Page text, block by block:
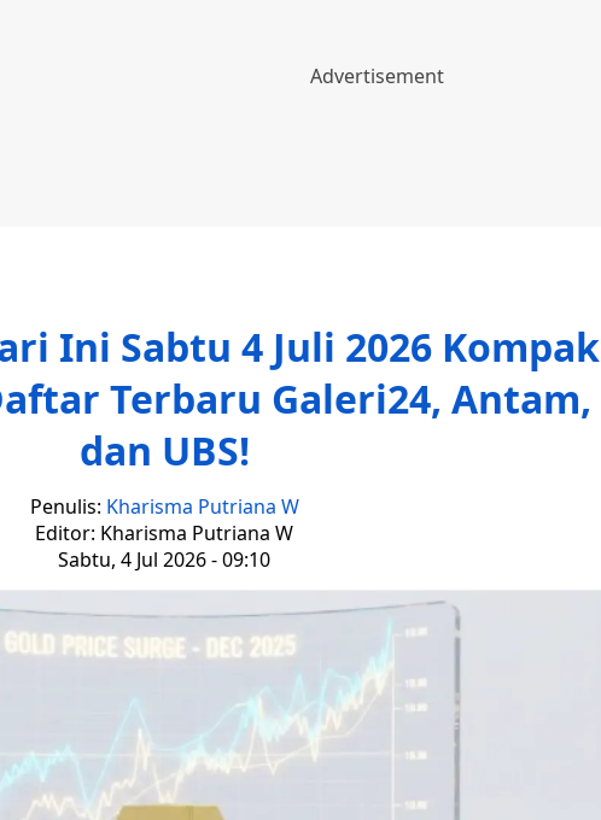
Ini Sabtu 4 Juli 2026 Kompak
Terbaru Galeri24, Antam,
dan UBS!
Penulis: Kharisma Putriana W
Editor: Kharisma Putriana W
Sabtu, 4 Jul 2026 - 09:10